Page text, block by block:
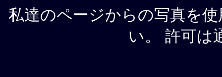
私達のページからの写真を
い。 許可は